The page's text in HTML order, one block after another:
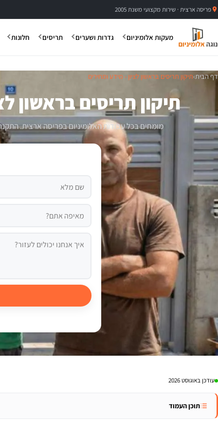
פריסה ארצית · שירות מקצועי משנת 2005
מעקות אלומיניום גדרות ושערים תריסים חלונות
דף הבית›תיקון תריסים בראשון לציון - מידע ומחירים
תיקון תריסים בראשון
מומחים בכל עבודות האלומיניום בפריסה ארצית. התקנת
עודכן באוגוסט 2026
תוכן העמוד